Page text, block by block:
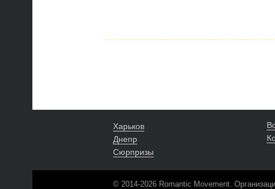
Харьков
Днепр
Сюрпризы
© 2014-2026 Romantic Movement.